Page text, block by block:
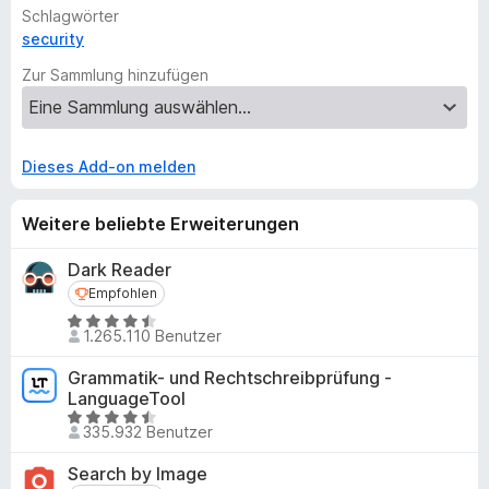
Schlagwörter
security
Zur Sammlung hinzufügen
Dieses Add-on melden
Weitere beliebte Erweiterungen
Dark Reader
Empfohlen
Empfohlen
B
e
w
e
r
t
t
1.265.110 Benutzer
Grammatik- und Rechtschreibprüfung -
LanguageTool
B
e
w
335.932 Benutzer
Search by Image